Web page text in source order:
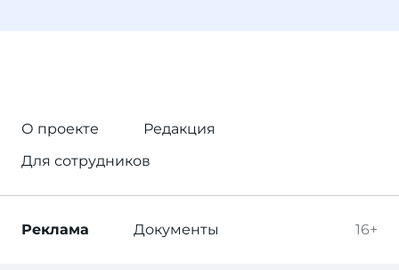
О проекте
Редакция
Для сотрудников
16+
Реклама Документы